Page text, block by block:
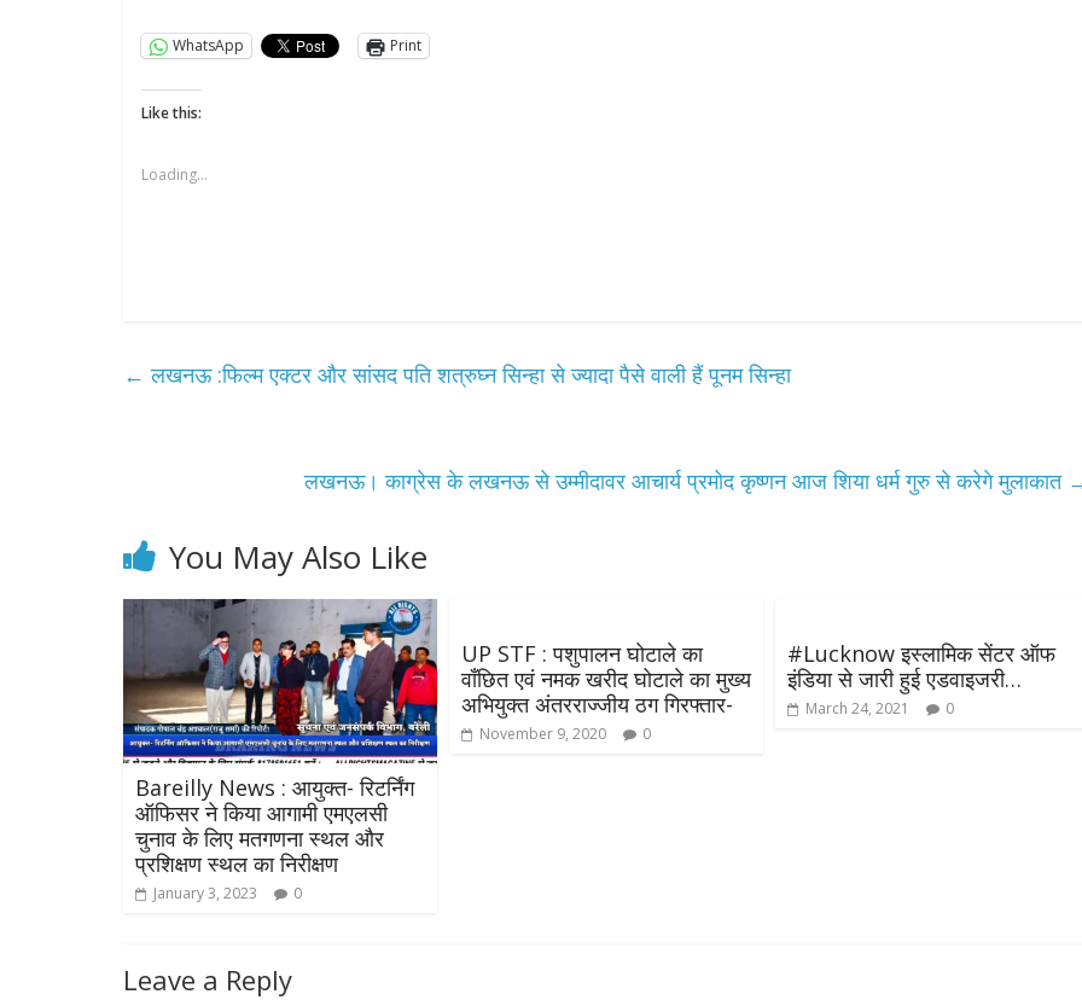
WhatsApp Print
Like this:
Loading...
← लखनऊ :फिल्म एक्टर और सांसद पति शत्रुघ्न सिन्हा से ज्यादा पैसे वाली हैं पूनम सिन्हा
लखनऊ। काग्रेस के लखनऊ से उम्मीदावर आचार्य प्रमोद कृष्णन आज शिया धर्म गुरु से करेगे मुलाकात
You May Also Like
Bareilly News : आयुक्त- रिटर्निंग
ऑफिसर ने किया आगामी एमएलसी
चुनाव के लिए मतगणना स्थल और
प्रशिक्षण स्थल का निरीक्षण
January 3, 2023 0
UP STF : पशुपालन घोटाले का
वाँछित एवं नमक खरीद घोटाले का मुख्य
अभियुक्त अंतरराज्जीय ठग गिरफ्तार-
November 9, 2020 0
#Lucknow​​ इस्लामिक सेंटर ऑफ
इंडिया से जारी हुई एडवाइजरी…
March 24, 2021 0
Leave a Reply
All Rights News Bareilly
Uttar
Pradesh
राजनीति हॉट राजनीतिक
समाजवादी पार्टी ने किया महंगाई के
खिलाफ प्रदर्शन
August 4, 2021
प्रथम आगमन पर नवनियुक्त प्रदेश
उपाध्यक्ष सोनू बाल्मीकि का किया गया